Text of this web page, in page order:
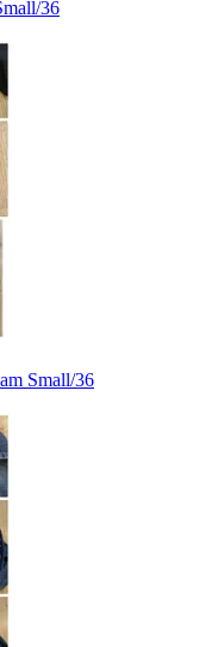
36
Small/36